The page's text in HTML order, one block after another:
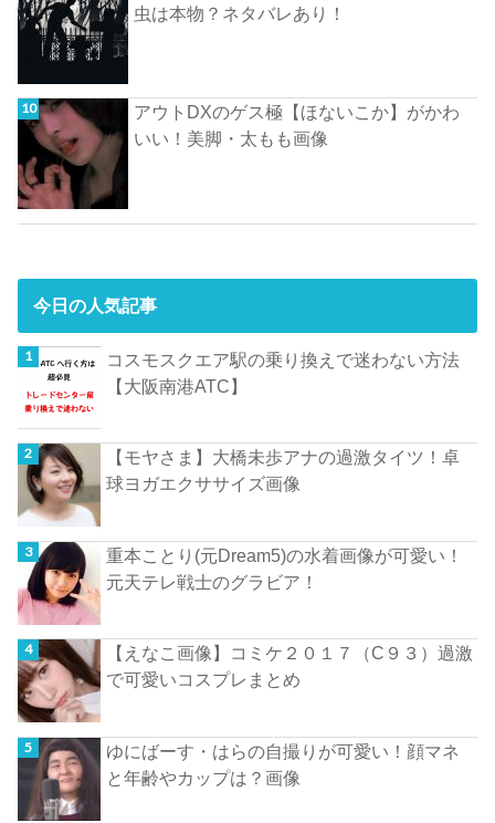
虫は本物？ネタバレあり！
アウトDXのゲス極【ほないこか】がかわ
いい！美脚・太もも画像
今日の人気記事
コスモスクエア駅の乗り換えで迷わない方法
【大阪南港ATC】
【モヤさま】大橋未歩アナの過激タイツ！卓
球ヨガエクササイズ画像
重本ことり(元Dream5)の水着画像が可愛い！
元天テレ戦士のグラビア！
【えなこ画像】コミケ２０１７（C９３）過激
で可愛いコスプレまとめ
ゆにばーす・はらの自撮りが可愛い！顔マネ
と年齢やカップは？画像